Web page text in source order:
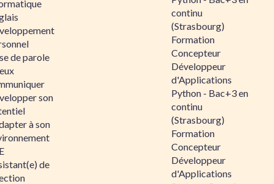
de parole
son
à son
de
continu
(Strasbourg)
Formation
Concepteur
Développeur
d'Applications
Python - Bac+3 en
continu
(Strasbourg)
Formation
Concepteur
Développeur
d'Applications